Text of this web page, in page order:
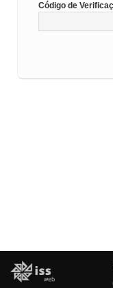
Código de